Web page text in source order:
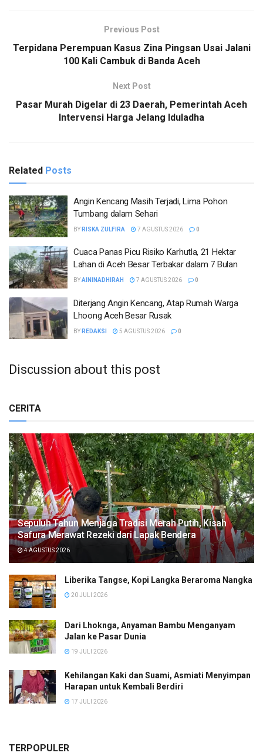
Previous Post
Terpidana Perempuan Kasus Zina Pingsan Usai Jalani
100 Kali Cambuk di Banda Aceh
Next Post
Pasar Murah Digelar di 23 Daerah, Pemerintah Aceh
Intervensi Harga Jelang Iduladha
Related Posts
Angin Kencang Masih Terjadi, Lima Pohon
Tumbang dalam Sehari
BY RISKA ZULFIRA 7 AGUSTUS 2026 0
Cuaca Panas Picu Risiko Karhutla, 21 Hektar
Lahan di Aceh Besar Terbakar dalam 7 Bulan
BYAININADHIRAH 7 AGUSTUS 2026 0
Diterjang Angin Kencang, Atap Rumah Warga
Lhoong Aceh Besar Rusak
BY REDAKSI 5 AGUSTUS 2026 0
Discussion about this post
CERITA
Sepuluh Tahun Menjaga Tradisi Merah Putih, Kisah
Safura Merawat Rezeki dari Lapak Bendera
4 AGUSTUS 2026
Liberika Tangse, Kopi Langka Beraroma Nangka
20 JULI 2026
Dari Lhoknga, Anyaman Bambu Menganyam
Jalan ke Pasar Dunia
19 JULI 2026
Kehilangan Kaki dan Suami, Asmiati Menyimpan
Harapan untuk Kembali Berdiri
17 JULI 2026
TERPOPULER